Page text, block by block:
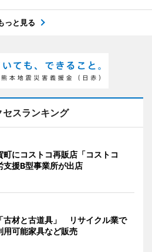
っと見る
セスランキング
町にコストコ再販店「コストコ
援B型事業所が出店
古材と古道具」 リサイクル業で
用可能家具など販売